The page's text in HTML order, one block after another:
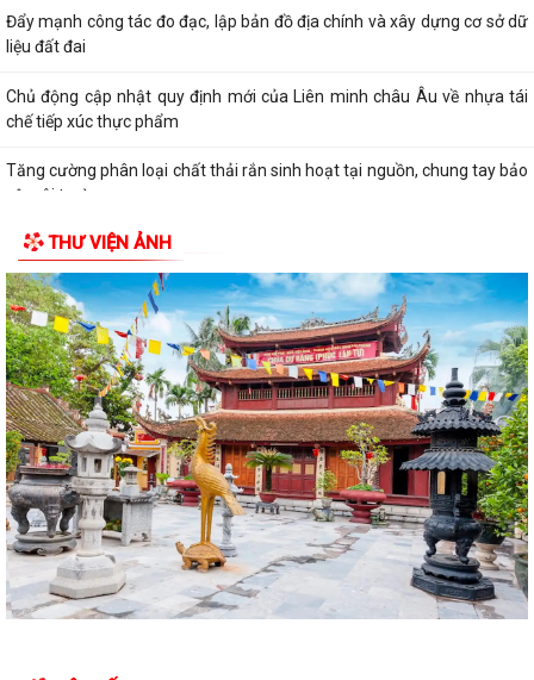
Đẩy mạnh công tác đo đạc, lập bản đồ địa chính và xây dựng cơ sở dữ
liệu đất đai
Chủ động cập nhật quy định mới của Liên minh châu Âu về nhựa tái
chế tiếp xúc thực phẩm
Tăng cường phân loại chất thải rắn sinh hoạt tại nguồn, chung tay bảo
vệ môi trường
Đẩy mạnh xây dựng phong trào toàn dân bảo vệ an ninh Tổ quốc, góp
phần giữ vững an ninh, trật tự...
Tăng cường công tác tuyên truyền, chủ động phòng, chống thiên tai,
bão lũ và thích ứng với biến đổi...
Xã triển khai quyết liệt Chiến dịch 100 ngày tạo lập, cập nhật Sổ sức
khỏe điện tử trên VNeID
XÃ KIẾN THỤY TRIỂN KHAI CHIẾN DỊCH 100 NGÀY TẠO LẬP, CẬP NHẬT
SỔ SỨC KHỎE ĐIỆN TỬ TRÊN ỨNG DỤNG...
HỘI NGHỊ NGHIÊN CỨU, HỌC TẬP, QUÁN TRIỆT NGHỊ QUYẾT HỘI NGHỊ
LẦN THỨ BA BAN CHẤP HÀNH TRUNG ƯƠNG...
Quyết định về việc công bố Người phát ngôn và cung cấp thông tin cho
THƯ VIỆN ẢNH